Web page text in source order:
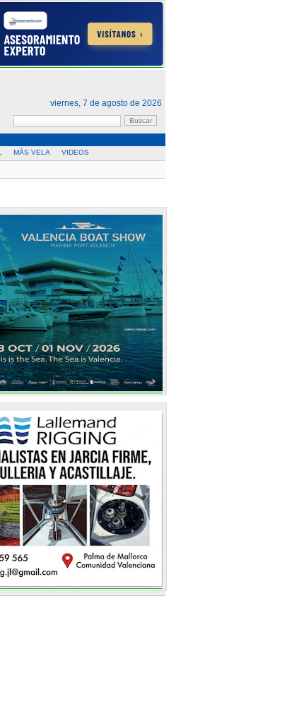
viernes, 7 de agosto de 2026
MÁS VELA VIDEOS